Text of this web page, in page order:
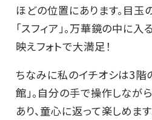
ほどの位置にあります。目玉
「スフィア」。万華鏡の中に
映えフォトで大満足！
ちなみに私のイチオシは3階
館」。自分の手で操作しなが
あり、童心に返って楽しめま